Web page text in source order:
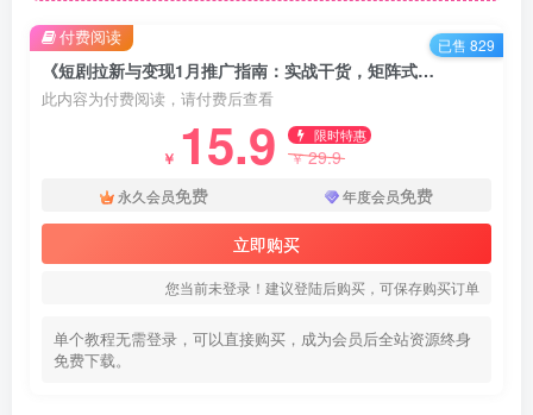
《短剧拉新与变现1月推广指南：实战干货，矩阵式操作，快速见效》
此内容为付费阅读，请付费后查看
￥ 15.9 限时特惠
￥29.9
永久会员免费 年度会员免费
立即购买
您当前未登录！建议登陆后购买，可保存购买订单
单个教程无需登录，可以直接购买，成为会员后全站资源终身
免费下载。
付费阅读 已售 829